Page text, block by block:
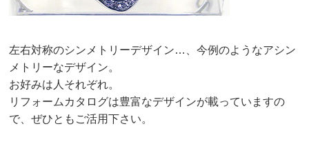
左右対称のシンメトリーデザイン…、今例のようなアシン
メトリーなデザイン。
お好みは人それぞれ。
リフォームカタログは豊富なデザインが載っていますの
で、ぜひともご活用下さい。